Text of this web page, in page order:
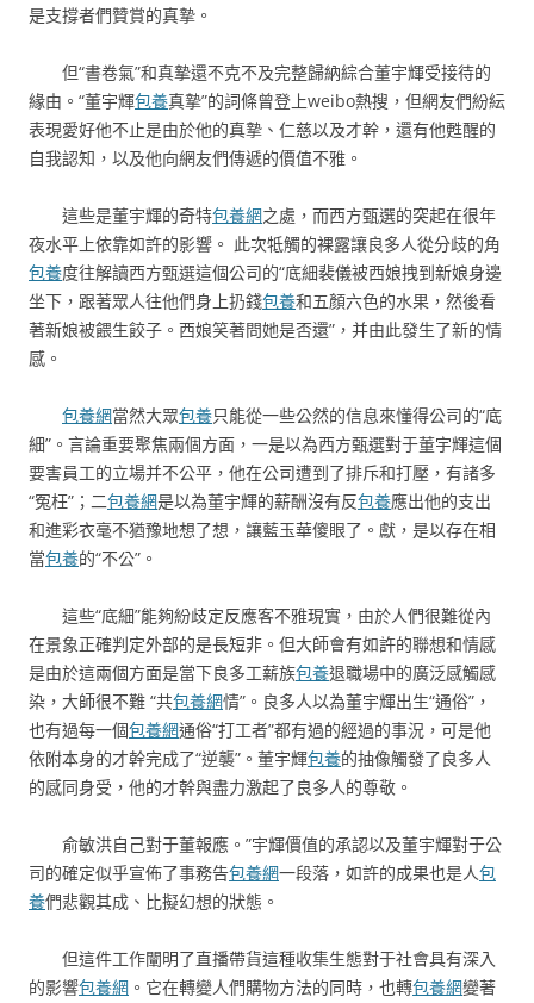
是支撐者們贊賞的真摯。
但“書卷氣”和真摯還不克不及完整歸納綜合董宇輝受接待的
緣由。“董宇輝包養真摯”的詞條曾登上weibo熱搜，但網友們紛紜
表現愛好他不止是由於他的真摯、仁慈以及才幹，還有他甦醒的
自我認知，以及他向網友們傳遞的價值不雅。
這些是董宇輝的奇特包養網之處，而西方甄選的突起在很年
夜水平上依靠如許的影響。 此次牴觸的裸露讓良多人從分歧的角
包養度往解讀西方甄選這個公司的“底細裴儀被西娘拽到新娘身邊
坐下，跟著眾人往他們身上扔錢包養和五顏六色的水果，然後看
著新娘被餵生餃子。西娘笑著問她是否還”，并由此發生了新的情
感。
包養網當然大眾包養只能從一些公然的信息來懂得公司的“底
細”。言論重要聚焦兩個方面，一是以為西方甄選對于董宇輝這個
要害員工的立場并不公平，他在公司遭到了排斥和打壓，有諸多
“冤枉”；二包養網是以為董宇輝的薪酬沒有反包養應出他的支出
和進彩衣毫不猶豫地想了想，讓藍玉華傻眼了。獻，是以存在相
當包養的“不公”。
這些“底細”能夠紛歧定反應客不雅現實，由於人們很難從內
在景象正確判定外部的是長短非。但大師會有如許的聯想和情感
是由於這兩個方面是當下良多工薪族包養退職場中的廣泛感觸感
染，大師很不難 “共包養網情”。良多人以為董宇輝出生“通俗”，
也有過每一個包養網通俗“打工者”都有過的經過的事況，可是他
依附本身的才幹完成了“逆襲”。董宇輝包養的抽像觸發了良多人
的感同身受，他的才幹與盡力激起了良多人的尊敬。
俞敏洪自己對于董報應。”宇輝價值的承認以及董宇輝對于公
司的確定似乎宣佈了事務告包養網一段落，如許的成果也是人包
養們悲觀其成、比擬幻想的狀態。
但這件工作闡明了直播帶貨這種收集生態對于社會具有深入
的影響包養網 。它在轉變人們購物方法的同時，也轉包養網變著